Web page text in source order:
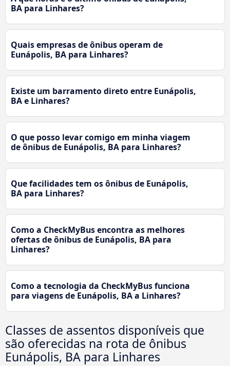
BA para Linhares?
Quais empresas de ônibus operam de
Eunápolis, BA para Linhares?
Existe um barramento direto entre Eunápolis,
BA e Linhares?
O que posso levar comigo em minha viagem
de ônibus de Eunápolis, BA para Linhares?
Que facilidades tem os ônibus de Eunápolis,
BA para Linhares?
Como a CheckMyBus encontra as melhores
ofertas de ônibus de Eunápolis, BA para
Linhares?
Como a tecnologia da CheckMyBus funciona
para viagens de Eunápolis, BA a Linhares?
Classes de assentos disponíveis que
são oferecidas na rota de ônibus
Eunápolis, BA para Linhares